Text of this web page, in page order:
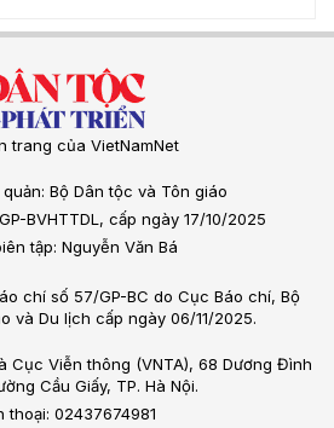
trang của VietNamNet
Bộ Dân tộc và Tôn giáo
BVHTTDL, cấp ngày 17/10/2025
tập: Nguyễn Văn Bá
chí số 57/GP-BC do Cục Báo chí, Bộ
và Du lịch cấp ngày 06/11/2025.
Cục Viễn thông (VNTA), 68 Dương Đình
Cầu Giấy, TP. Hà Nội.
thoại: 02437674981